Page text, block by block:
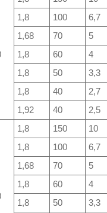
1,8 100
6,7
1,68 70
5
1,8 60
4
1,8 50
3,3
1,8 40
2,7
1,92 40 2,5
1,8 150 10
1,8 100
6,7
1,68 70
5
1,8 60
4
1,8 50
3,3